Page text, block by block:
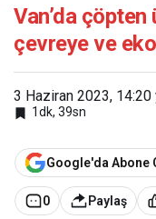
Van’da
çevreye ve
3 Haziran 2023, 14:20
1dk, 39sn
Google'da Abone
0 Paylaş